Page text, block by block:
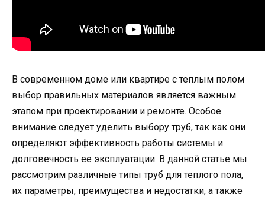
В современном доме или квартире с теплым полом
выбор правильных материалов является важным
этапом при проектировании и ремонте. Особое
внимание следует уделить выбору труб, так как они
определяют эффективность работы системы и
долговечность ее эксплуатации. В данной статье мы
рассмотрим различные типы труб для теплого пола,
их параметры, преимущества и недостатки, а также